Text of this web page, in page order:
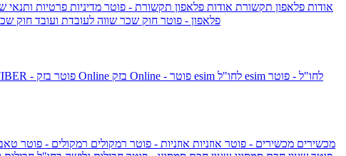
אודות פלאפון תקשורת אודות פלאפון תקשורת - פוטר מדיניות פרטיות ותנאי
פלאפון - פוטר חוק שכר שווה לעובדת ועובד חוק
yes+FIBER - פוטר בזק Online
esim לחו"ל - פוטר
מכשירים מכשירים - פוטר אוזניות אוזניות - פוטר רמקולים רמקולים - פוטר